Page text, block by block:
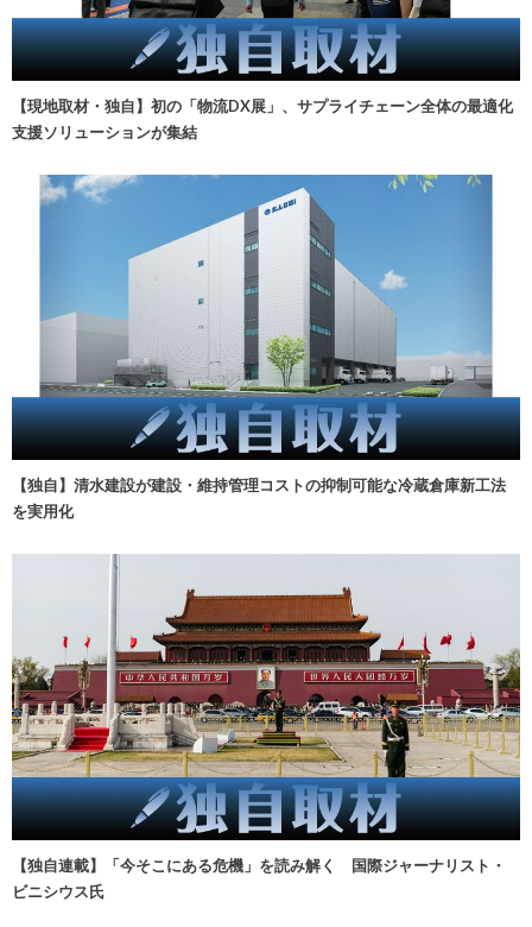
【現地取材・独自】初の「物流DX展」、サプライチェーン全体の最適化
支援ソリューションが集結
【独自】清水建設が建設・維持管理コストの抑制可能な冷蔵倉庫新工法
を実用化
【独自連載】「今そこにある危機」を読み解く 国際ジャーナリスト・
ビニシウス氏